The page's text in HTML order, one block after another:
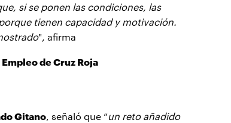
si se ponen las condiciones, las
tienen capacidad y motivación.
", afirma
de Cruz Roja
Gitano, señaló que “un reto añadido